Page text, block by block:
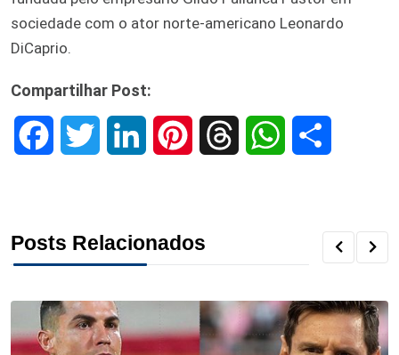
sociedade com o ator norte-americano Leonardo
DiCaprio.
Compartilhar Post:
e
o
t
e
k
d
t
r d A
Posts Relacionados